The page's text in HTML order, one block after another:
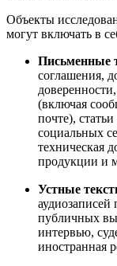
Объекты
могут включать в
Письменные
соглашения,
(включая
почте),
социальных
техническая
продукции и
Устные
аудиозаписей
публичных
интервью,
иностранная